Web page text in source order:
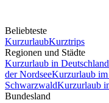
Beliebteste
KurzurlaubKurztrips
Regionen und Städte
Kurzurlaub in Deutschland
der NordseeKurzurlaub
SchwarzwaldKurzurlaub
Bundesland